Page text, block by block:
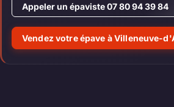
Appeler un épaviste 07 80 94 39 84
Vendez votre épave à Villeneuve-